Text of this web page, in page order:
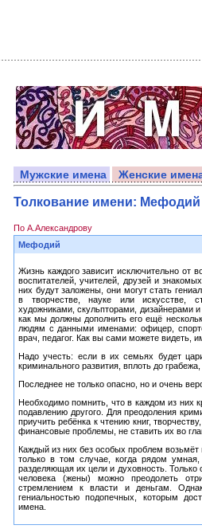
Мужские имена Женские
Толкование имени: Мефодий
По А.Александрову
Мефодий
Жизнь каждого зависит исключительно от
воспитателей, учителей, друзей и
них будут заложены, они могут стать
в творчестве, науке или искусстве,
художниками, скульпторами, дизайнерами
как мы должны дополнить его ещё
людям с данными именами: офицер,
врач, педагог. Как вы сами можете видеть,
Надо учесть: если в их семьях будет
криминального развития, вплоть до
Последнее не только опасно, но и очень
Необходимо помнить, что в каждом из них
подавлению другого. Для преодоления
приучить ребёнка к чтению книг,
финансовые проблемы, не ставить их во
Каждый из них без особых проблем
только в том случае, когда рядом
разделяющая их цели и духовность.
человека (жены) можно преодолеть
стремлением к власти и деньгам.
гениальностью подопечных, которым
имена.